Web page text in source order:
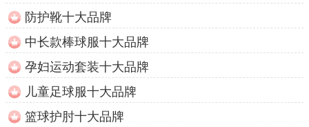
防护靴十大品牌
中长款棒球服十大品牌
孕妇运动套装十大品牌
儿童足球服十大品牌
篮球护肘十大品牌